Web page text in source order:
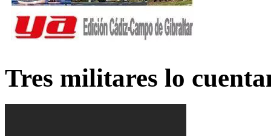
Tres militares lo